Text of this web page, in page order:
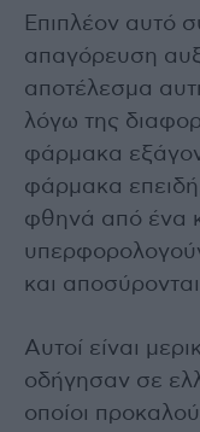
Επιπλέον αυτό
απαγόρευση
αποτέλεσμα
λόγω της
φάρμακα
φάρμακα
φθηνά από ένα
και
Αυτοί είναι
οδήγησαν σε
οποίοι